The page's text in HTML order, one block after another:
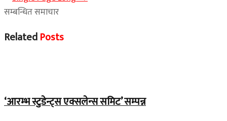
सम्बन्धित समाचार
RelatedPosts
‘आरम्भ स्टुडेन्ट्स एक्सलेन्स समिट’ सम्पन्न